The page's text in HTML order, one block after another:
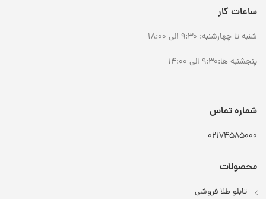
ساعات کار
شنبه تا چهارشنبه: 9:30 الی 18:00
پنجشنبه ها:9:30 الی 14:00
شماره تماس
02174585000
محصولات
تابلو طلا فروشی